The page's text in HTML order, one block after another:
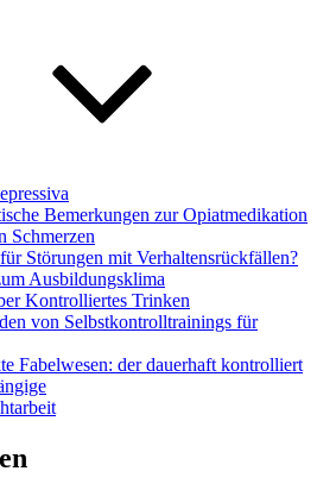
Bemerkungen zur Opiatmedikation
Schmerzen
Störungen mit Verhaltensrückfällen?
Ausbildungsklima
Kontrolliertes Trinken
von Selbstkontrolltrainings für
Fabelwesen: der dauerhaft kontrolliert